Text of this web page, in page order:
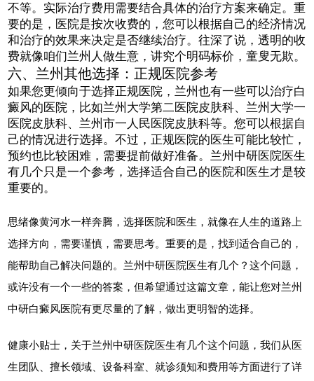
不等。实际治疗费用需要结合具体的治疗方案来确定。重
要的是，医院是按次收费的，您可以根据自己的经济情况
和治疗的效果来决定是否继续治疗。往深了说，透明的收
费就像咱们兰州人做生意，讲究个明码标价，童叟无欺。
六、兰州其他选择：正规医院参考
如果您更倾向于选择正规医院，兰州也有一些可以治疗白
癜风的医院，比如兰州大学第二医院皮肤科、兰州大学一
医院皮肤科、兰州市一人民医院皮肤科等。您可以根据自
己的情况进行选择。不过，正规医院的医生可能比较忙，
预约也比较困难，需要提前做好准备。兰州中研医院医生
有几个只是一个参考，选择适合自己的医院和医生才是较
重要的。
思绪像黄河水一样奔腾，选择医院和医生，就像在人生的道路上
选择方向，需要谨慎，需要思考。重要的是，找到适合自己的，
能帮助自己解决问题的。兰州中研医院医生有几个？这个问题，
或许没有一个一些的答案，但希望通过这篇文章，能让您对兰州
中研白癜风医院有更尽量的了解，做出更明智的选择。
健康小贴士，关于兰州中研医院医生有几个这个问题，我们从医
生团队、擅长领域、设备科室、就诊须知和费用等方面进行了详